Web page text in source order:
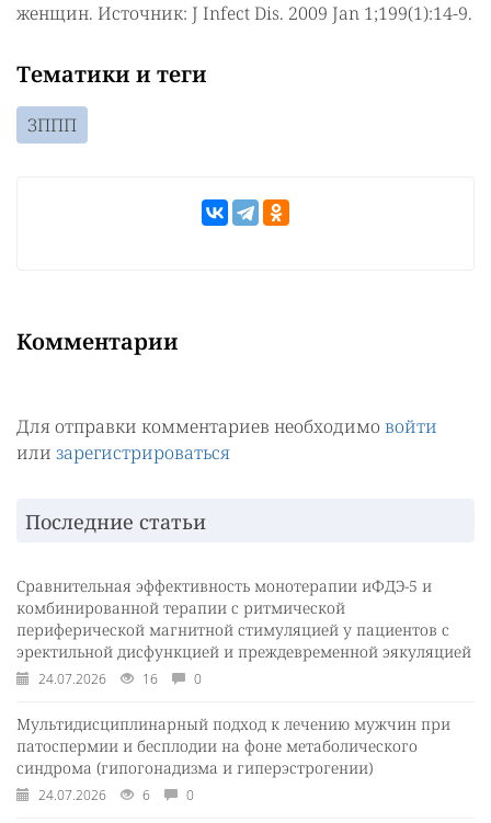
женщин. Источник: J Infect Dis. 2009 Jan 1;199(1):14-9.
Тематики и теги
ЗППП
Комментарии
Для отправки комментариев необходимо войти
или зарегистрироваться
Последние статьи
Сравнительная эффективность монотерапии иФДЭ-5 и
комбинированной терапии с ритмической
периферической магнитной стимуляцией у пациентов с
эректильной дисфункцией и преждевременной эякуляцией
24.07.2026 16 0
Мультидисциплинарный подход к лечению мужчин при
патоспермии и бесплодии на фоне метаболического
синдрома (гипогонадизма и гиперэстрогении)
24.07.2026 6 0